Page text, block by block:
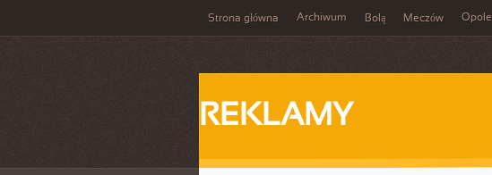
Strona główna Archiwum Bolą Meczów Opole
REKLAMY